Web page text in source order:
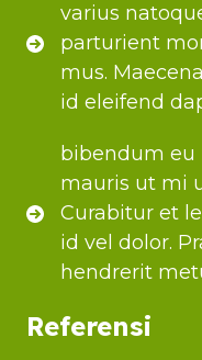
varius
parturient
mus.
id eleifend
bibendum eu
mauris ut mi
Curabitur et
id vel dolor.
hendrerit
Referensi